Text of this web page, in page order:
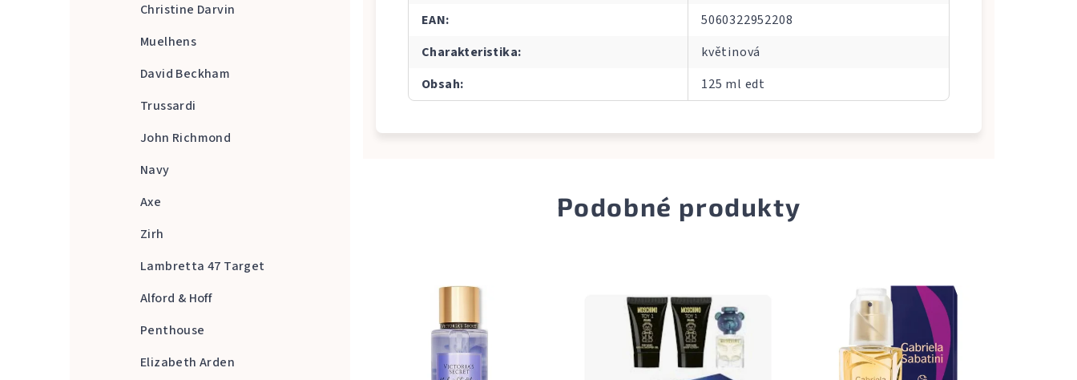
Christine Darvin
Muelhens
David Beckham
Trussardi
John Richmond
Navy
Axe
Zirh
Lambretta 47 Target
Alford & Hoff
Penthouse
Elizabeth Arden
EAN:
5060322952208
Charakteristika:
květinová
Obsah: 125 ml edt
Podobné produkty